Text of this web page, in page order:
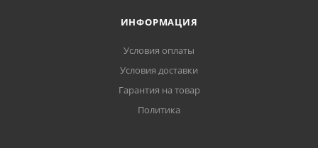
ИНФОРМАЦИЯ
Условия оплаты
Условия доставки
Гарантия на товар
Политика